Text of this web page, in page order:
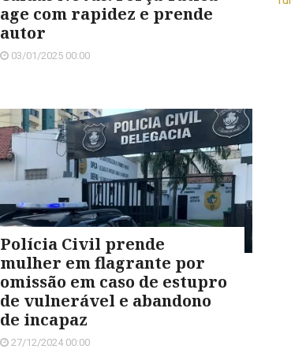
age com rapidez e prende
autor
03/01/2025 00:00
Polícia Civil prende
mulher em flagrante por
omissão em caso de estupro
de vulnerável e abandono
de incapaz
27/12/2024 00:00